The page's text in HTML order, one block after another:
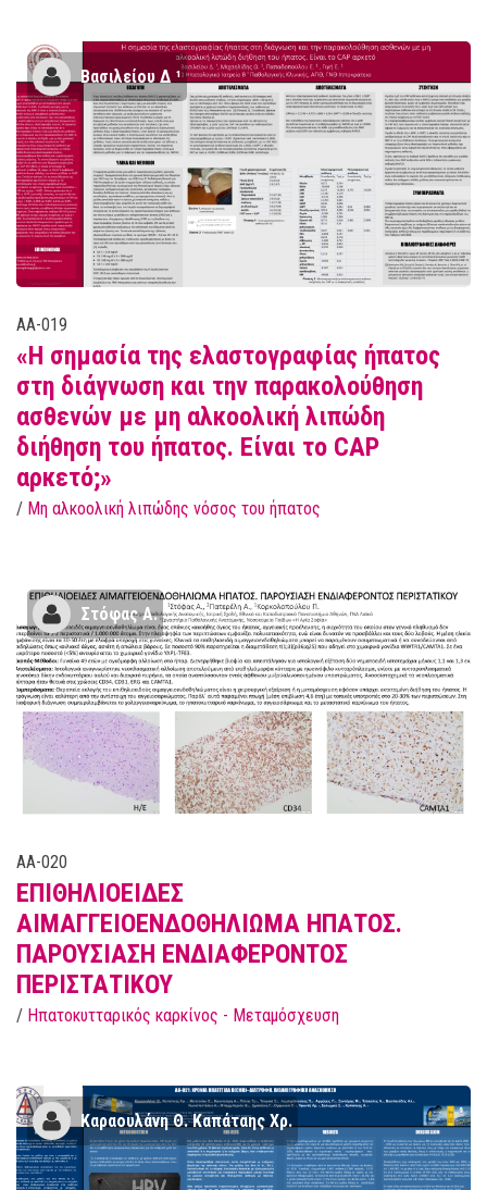
Βασιλείου Δ ¹
AA-019
«Η σημασία της ελαστογραφίας ήπατος
στη διάγνωση και την παρακολούθηση
ασθενών με μη αλκοολική λιπώδη
διήθηση του ήπατος. Είναι το CAP
αρκετό;»
/ Μη αλκοολική λιπώδης νόσος του ήπατος
Στόφας Α.
AA-020
ΕΠΙΘΗΛΙΟΕΙΔΕΣ
ΑΙΜΑΓΓΕΙΟΕΝΔΟΘΗΛΙΩΜΑ ΗΠΑΤΟΣ.
ΠΑΡΟΥΣΙΑΣΗ ΕΝΔΙΑΦΕΡΟΝΤΟΣ
ΠΕΡΙΣΤΑΤΙΚΟΥ
/ Ηπατοκυτταρικός καρκίνος - Μεταμόσχευση
Kαραουλάνη Θ. Καπάταης Χρ.